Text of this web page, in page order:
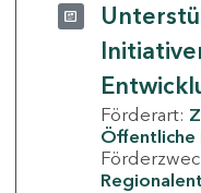
Förderart:
Öffentliche